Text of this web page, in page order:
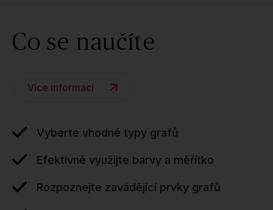
Co se naučíte
Více informací
Vyberte vhodné typy grafů
Efektivně využijte barvy a měřítko
Rozpoznejte zavádějící prvky grafů